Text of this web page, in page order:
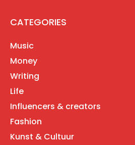
CATEGORIES
Music
Money
Writing
Life
Influencers & creators
Fashion
Kunst & Cultuur